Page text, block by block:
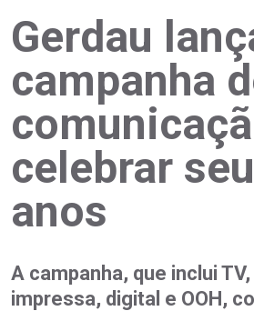
Gerdau
campanha
celebrar
anos
A campanha, que inclui
impressa, digital e OOH,